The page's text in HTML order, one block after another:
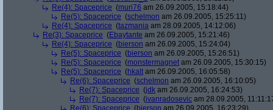
Re(4): Spaceprice (muri76 am 26.09.2005, 15:18:44)
Re(5): Spaceprice (schelmon am 26.09.2005, 15:25:11)
Re(4): Spaceprice (tazmania am 28.09.2005, 14:12:06)
Re(3): Spaceprice (Ebaytante am 26.09.2005, 15:21:46)
Re(4): Spaceprice (bierson am 26.09.2005, 15:24:04)
Re(5): Spaceprice (bierson am 26.09.2005, 15:26:51)
Re(5): Spaceprice (monstermagnet am 26.09.2005, 15:30:15)
Re(5): Spaceprice (hkalt am 26.09.2005, 16:05:58)
Re(6): Spaceprice (schelmon am 26.09.2005, 16:10:05)
Re(7): Spaceprice (jdk am 26.09.2005, 16:24:53)
Re(7): Spaceprice (ivanradosevic am 28.09.2005,
Re(6): Spaceprice (bierson am 26.09.2005, 16:23:29)